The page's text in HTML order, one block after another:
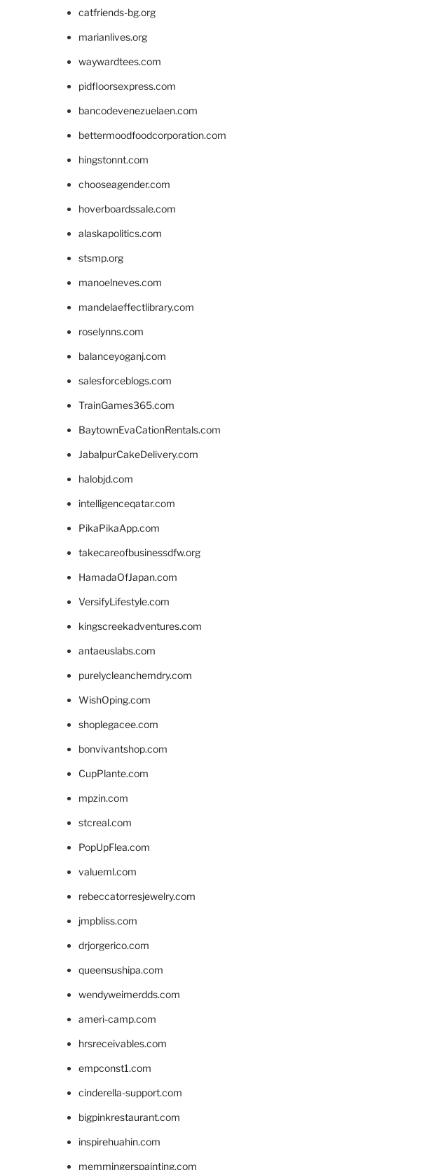
catfriends-bg.org
marianlives.org
waywardtees.com
pidfloorsexpress.com
bancodevenezuelaen.com
bettermoodfoodcorporation.com
hingstonnt.com
chooseagender.com
hoverboardssale.com
alaskapolitics.com
stsmp.org
manoelneves.com
mandelaeffectlibrary.com
roselynns.com
balanceyoganj.com
salesforceblogs.com
TrainGames365.com
BaytownEvaCationRentals.com
JabalpurCakeDelivery.com
halobjd.com
intelligenceqatar.com
PikaPikaApp.com
takecareofbusinessdfw.org
HamadaOfJapan.com
VersifyLifestyle.com
kingscreekadventures.com
antaeuslabs.com
purelycleanchemdry.com
WishOping.com
shoplegacee.com
bonvivantshop.com
CupPlante.com
mpzin.com
stcreal.com
PopUpFlea.com
valueml.com
rebeccatorresjewelry.com
jmpbliss.com
drjorgerico.com
queensushipa.com
wendyweimerdds.com
ameri-camp.com
hrsreceivables.com
empconst1.com
cinderella-support.com
bigpinkrestaurant.com
inspirehuahin.com
memmingerspainting.com